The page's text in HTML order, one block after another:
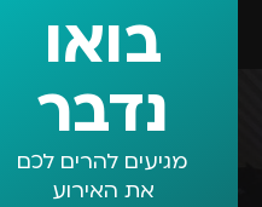
בואו
נדבר
מגיעים להרים לכם
את האירוע